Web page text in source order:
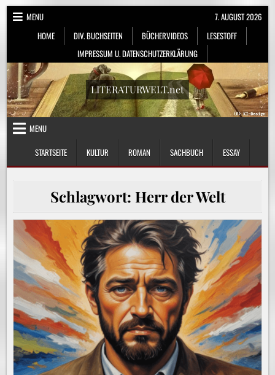
Skip
MENU
HOME
DIV. BUCHSEITEN BÜCHERVIDEOS
LESESTOFF
IMPRESSUM U. DATENSCHUTZERKLÄRUNG
7. AUGUST 2026
LITERATURWELT.net
MENU
STARTSEITE
KULTUR ROMAN SACHBUCH ESSAY
Schlagwort: Herr der Welt